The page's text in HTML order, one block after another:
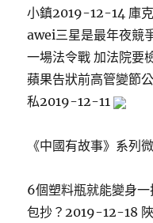
小鎮2019-12-14 庫
awei三星是最年夜競
一場法令戰 加法院
蘋果告狀前高管變節
私2019-12-11
《中國有故事》系列
6個塑料瓶就能變身
包抄？2019-12-18